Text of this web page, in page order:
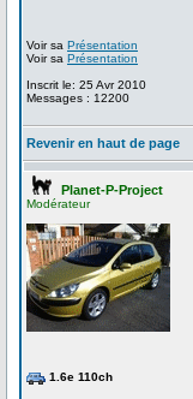
Voir sa Présentation
Voir sa Présentation
Inscrit le: 25 Avr 2010
Messages : 12200
Revenir en haut de page
Planet-P-Project
Modérateur
1.6e 110ch